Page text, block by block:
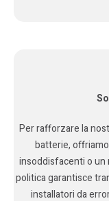
Per rafforzare la
batterie,
insoddisfacenti o un
politica garantisce
installatori da